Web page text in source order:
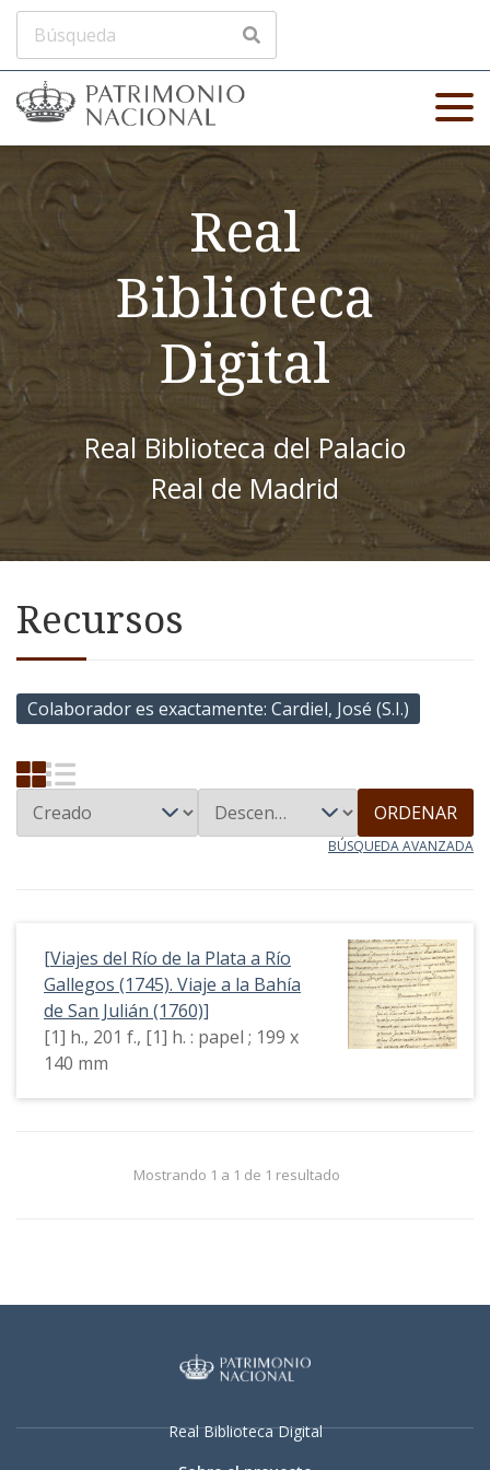
Real
Biblioteca
Digital
Real Biblioteca del Palacio
Real de Madrid
Recursos
Colaborador es exactamente Cardiel, José (S.I.)
ORDENAR
BÚSQUEDA AVANZADA
[Viajes del Río de la Plata a Río
Gallegos (1745). Viaje a la Bahía
de San Julián (1760)]
[1] h., 201 f., [1] h. : papel ; 199 x
140 mm
Mostrando 1 a 1 de 1 resultado
Real Biblioteca Digital